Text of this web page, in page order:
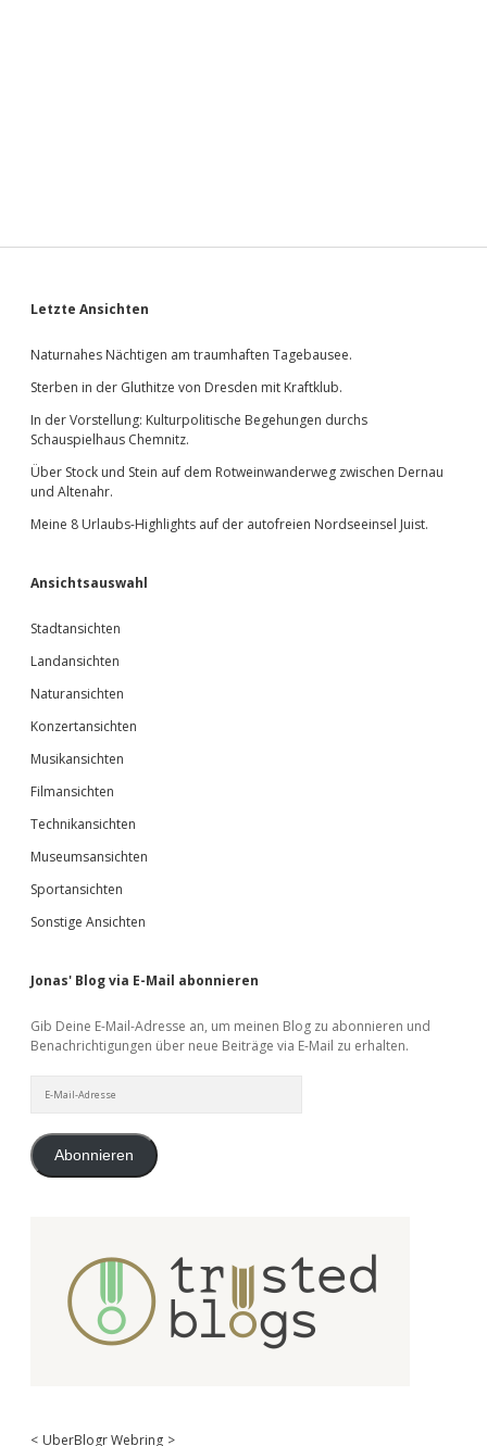
Sidebar
Letzte Ansichten
Naturnahes Nächtigen am traumhaften Tagebausee.
Sterben in der Gluthitze von Dresden mit Kraftklub.
In der Vorstellung: Kulturpolitische Begehungen durchs
Schauspielhaus Chemnitz.
Über Stock und Stein auf dem Rotweinwanderweg zwischen Dernau
und Altenahr.
Meine 8 Urlaubs-Highlights auf der autofreien Nordseeinsel Juist.
Ansichtsauswahl
Stadtansichten
Landansichten
Naturansichten
Konzertansichten
Musikansichten
Filmansichten
Technikansichten
Museumsansichten
Sportansichten
Sonstige Ansichten
Jonas' Blog via E-Mail abonnieren
Gib Deine E-Mail-Adresse an, um meinen Blog zu abonnieren und
Benachrichtigungen über neue Beiträge via E-Mail zu erhalten.
Mail-
Abonnieren
< UberBlogr Webring >